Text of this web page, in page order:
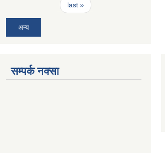
last »
अन्य
सम्पर्क नक्सा